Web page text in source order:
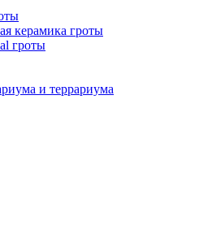
керамика гроты
гроты
и террариума